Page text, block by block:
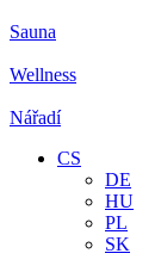
Sauna
Wellness
Nářadí
CS
DE
HU
PL
SK